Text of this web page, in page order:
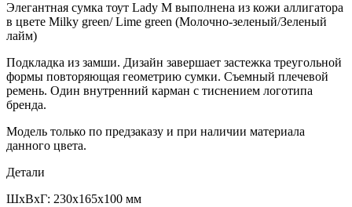
Элегантная сумка тоут Lady M выполнена из кожи аллигатора
в цвете Milky green/ Lime green (Молочно-зеленый/Зеленый
лайм)
Подкладка из замши. Дизайн завершает застежка треугольной
формы повторяющая геометрию сумки. Съемный плечевой
ремень. Один внутренний карман с тиснением логотипа
бренда.
Модель только по предзаказу и при наличии материала
данного цвета.
Детали
ШxВxГ: 230x165x100 мм